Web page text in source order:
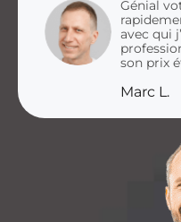
Génial
avec qui
son prix
Marc L.